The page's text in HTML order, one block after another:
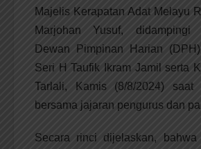
Majelis Kerapatan Adat Melayu
Marjohan Yusuf, didampingi
Dewan Pimpinan Harian
Seri H Taufik Ikram Jamil serta
Tarlali, Kamis (8/8/2024) saat
bersama jajaran pengurus dan
Secara rinci dijelaskan, bahwa